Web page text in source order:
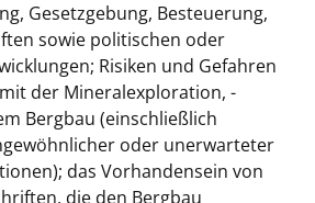
Gesetzgebung, Besteuerung,
sowie politischen oder
Risiken und Gefahren
der Mineralexploration, -
Bergbau (einschließlich
oder unerwarteter
das Vorhandensein von
die den Bergbau